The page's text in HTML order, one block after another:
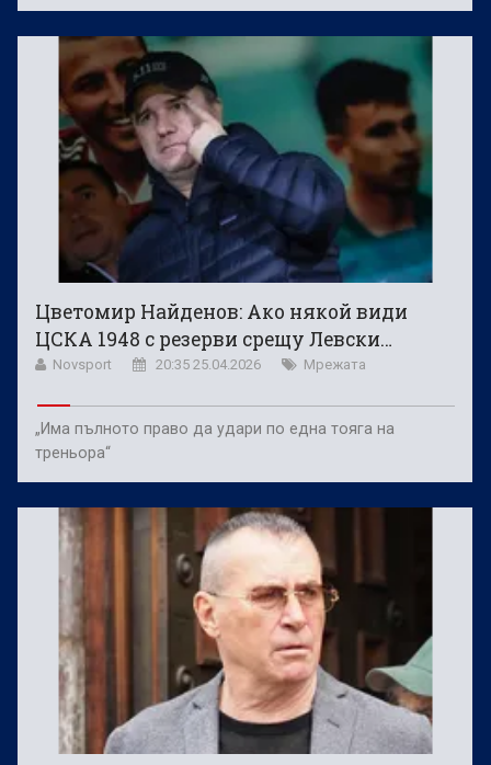
Цветомир Найденов: Ако някой види
ЦСКА 1948 с резерви срещу Левски…
Novsport 20:35 25.04.2026 Мрежата
„Има пълното право да удари по една тояга на
треньора“